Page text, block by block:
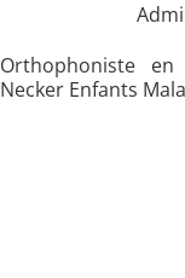
Orthophoniste
Necker Enfants